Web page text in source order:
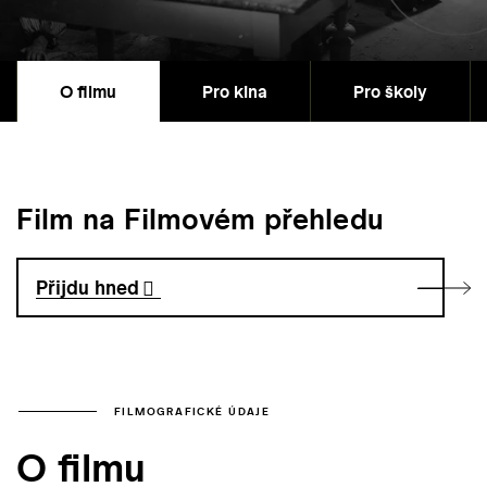
O filmu Pro kina Pro školy
Film na Filmovém přehledu
Přijdu hned
FILMOGRAFICKÉ ÚDAJE
O filmu